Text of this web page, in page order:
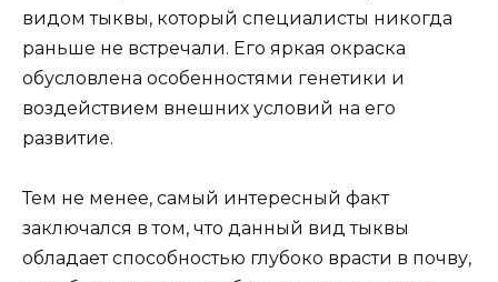
видом тыквы, который специалисты никогда
раньше не встречали. Его яркая окраска
обусловлена особенностями генетики и
воздействием внешних условий на его
развитие.
Тем не менее, самый интересный факт
заключался в том, что данный вид тыквы
обладает способностью глубоко врасти в почву,